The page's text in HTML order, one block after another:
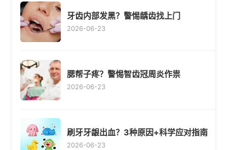
牙齿内部发黑？警惕龋齿找上门
2026-06-23
腮帮子疼？警惕智齿冠周炎作祟
2026-06-23
刷牙牙龈出血？3种原因+科学应对指南
2026-06-23